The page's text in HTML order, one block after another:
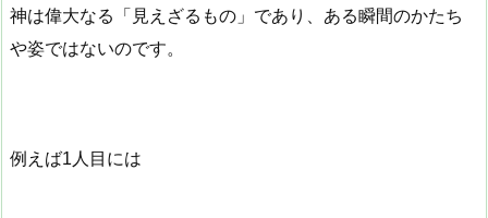
神は偉大なる「見えざるもの」であり、ある瞬間のかたち
や姿ではないのです。
例えば1人目には